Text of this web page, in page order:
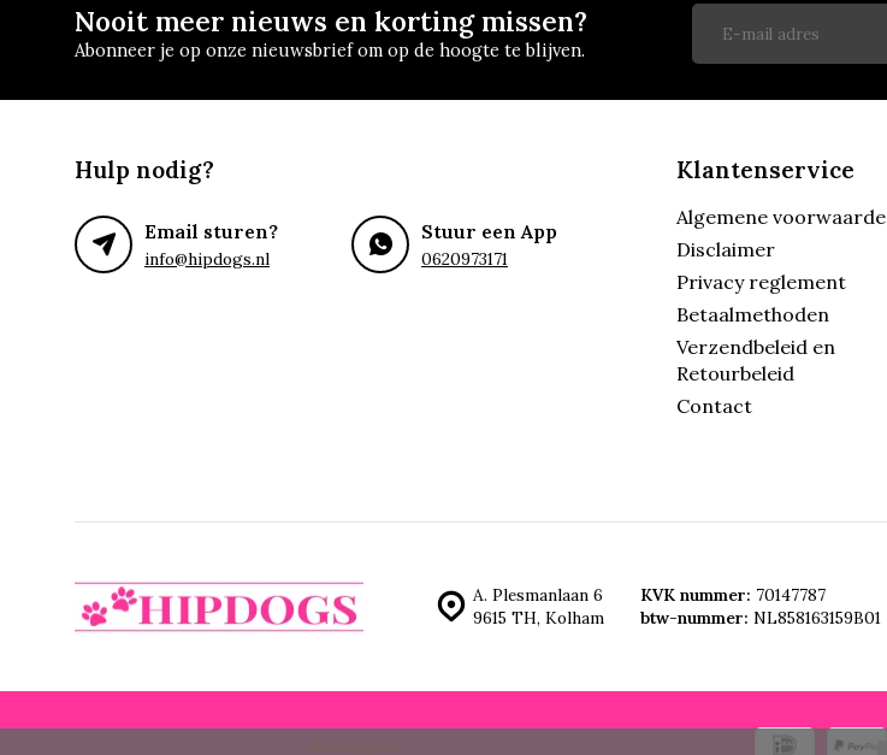
Nooit meer nieuws en korting missen?
Abonneer je op onze nieuwsbrief om op de hoogte te blijven.
Hulp nodig?
Email sturen?
info@hipdogs.nl
Stuur een App
0620973171
Klantenservice
Algemene
Disclaimer
Privacy reglement
Betaalmethoden
Verzendbeleid en
Retourbeleid
Contact
A. Plesmanlaan 6
9615 TH, Kolham
KVK nummer: 70147787
btw-nummer: NL858163159B01